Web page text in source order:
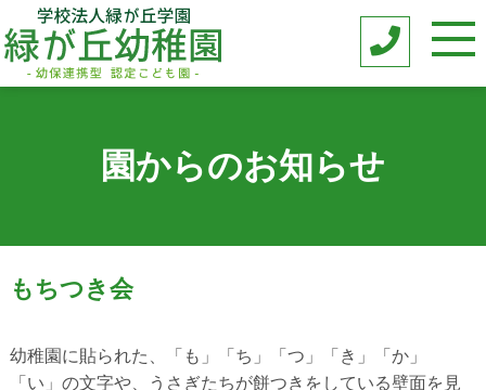
園からのお知らせ
もちつき会
幼稚園に貼られた、「も」「ち」「つ」「き」「か」
「い」の文字や、うさぎたちが餅つきをしている壁面を見